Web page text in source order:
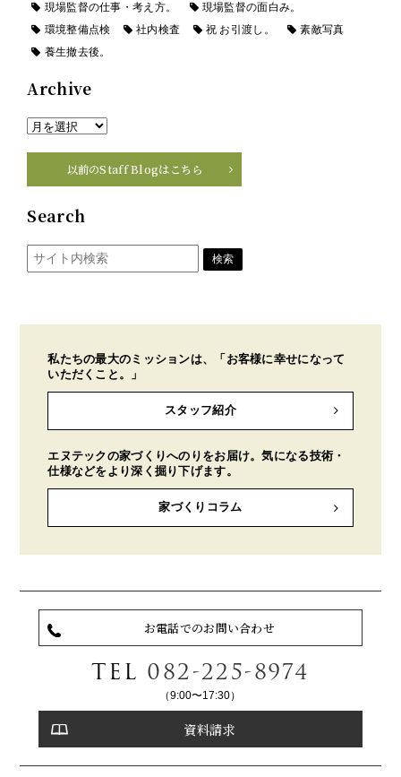
現場監督の仕事・考え方。
現場監督の面白み。
環境整備点検
社内検査 祝 お引渡し。
素敵写真
養生撤去後。
Archive
以前のStaff Blogはこちら
Search
私たちの最大のミッションは、「お客様に幸せになって
いただくこと。」
スタッフ紹介
エヌテックの家づくりへのりをお届け。気になる技術・
仕様などをより深く掘り下げます。
家づくりコラム
お電話でのお問い合わせ
TEL 082-225-8974
（9:00〜17:30）
資料請求